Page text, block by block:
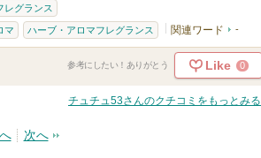
レグランス
マ ハーブ・アロマフレグランス 関連ワード -
参考にしたい！ありがとう Like 0
チュチュ53さんのクチコミをもっとみる
次へ